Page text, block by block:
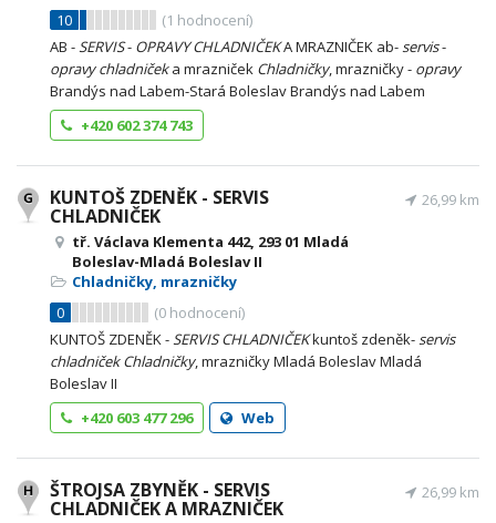
10
(1 hodnocení)
AB -SERVIS- OPRAVY CHLADNIČEKA MRAZNIČEK ab-servis-
opravy chladničeka mrazniček Chladničky, mrazničky - opravy
Brandýs nad Labem-Stará Boleslav Brandýs nad Labem
+420 602 374 743
KUNTOŠ ZDENĚK - SERVIS
CHLADNIČEK
tř. Václava Klementa 442, 293 01 Mladá
Boleslav-Mladá Boleslav II
Chladničky, mrazničky
0
(0 hodnocení)
26,99 km
KUNTOŠ ZDENĚK -SERVIS CHLADNIČEKkuntoš zdeněk-servis
chladniček Chladničky, mrazničky Mladá Boleslav Mladá
Boleslav II
+420 603 477 296
Web
ŠTROJSA ZBYNĚK - SERVIS
CHLADNIČEK A MRAZNIČEK
26,99 km